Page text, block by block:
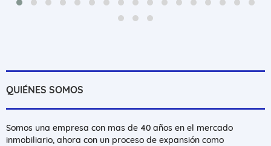
QUIÉNES SOMOS
Somos una empresa con mas de 40 años en el mercado
inmobiliario, ahora con un proceso de expansión como